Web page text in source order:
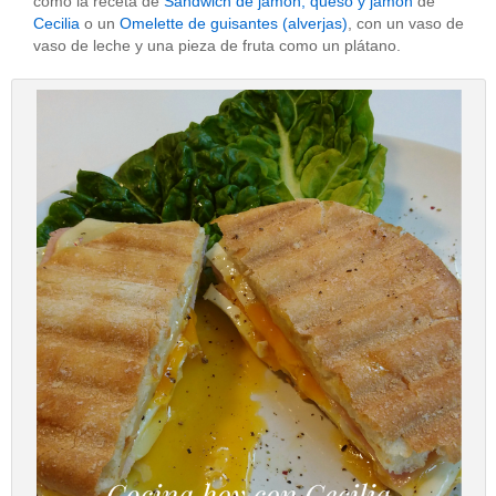
Cecilia o un Omelette de guisantes (alverjas), con un vaso de
vaso de leche y una pieza de fruta como un plátano.